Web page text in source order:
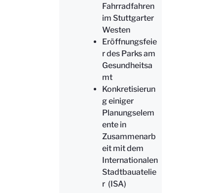
Fahrradfahren
im Stuttgarter
Westen
Eröffnungsfeie
r des Parks am
Gesundheitsa
mt
Konkretisierun
g einiger
Planungselem
ente in
Zusammenarb
eit mit dem
Internationalen
Stadtbauatelie
r (ISA)